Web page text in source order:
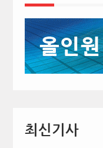
최신기사